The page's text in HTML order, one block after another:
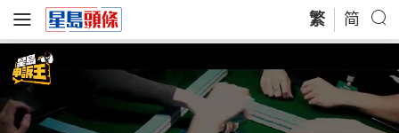
繁 简